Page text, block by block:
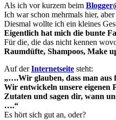
Als ich vor kurzem beim
Ich war schon mehrmals hier,
Diesmal wollte ich ein kleines
Eigentlich hat mich die bunte
Für die, die das nicht kennen
Raumdüfte, Shampoos, Make
Auf derInternetseite steht:
„….Wir glauben, dass man aus
Wir entwickeln unsere eigenen
Zutaten und sagen dir, wann
….“
Es hört sich gut an, oder?